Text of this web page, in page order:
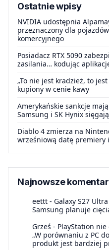
Ostatnie wpisy
NVIDIA udostępnia
przeznaczony dla
komercyjnego
Posiadacz RTX 5090
zasilania… kodując
„To nie jest kradzież, to
kupiony w cenie kawy
Amerykańskie sankcje
Samsung i SK Hynix
Diablo 4 zmierza na
wrześniową datę premiery
Najnowsze
eettt - Galaxy S27
Samsung planuje
Grześ - PlayStation
„W porównaniu z PC
produkt jest bardziej